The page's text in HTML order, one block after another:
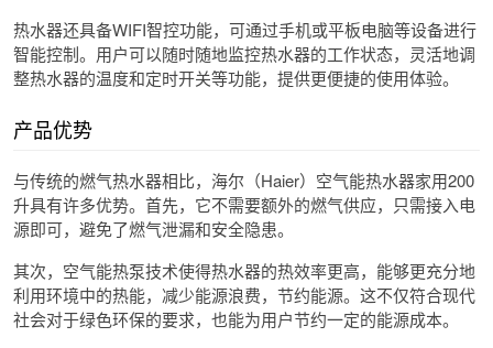
热水器还具备WIFI智控功能，可通过手机或平板电脑等设备进行
智能控制。用户可以随时随地监控热水器的工作状态，灵活地调
整热水器的温度和定时开关等功能，提供更便捷的使用体验。
产品优势
与传统的燃气热水器相比，海尔（Haier）空气能热水器家用200
升具有许多优势。首先，它不需要额外的燃气供应，只需接入电
源即可，避免了燃气泄漏和安全隐患。
其次，空气能热泵技术使得热水器的热效率更高，能够更充分地
利用环境中的热能，减少能源浪费，节约能源。这不仅符合现代
社会对于绿色环保的要求，也能为用户节约一定的能源成本。